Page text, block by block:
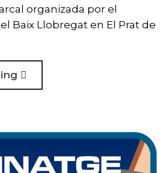
organizada por el
Baix Llobregat en El Prat de